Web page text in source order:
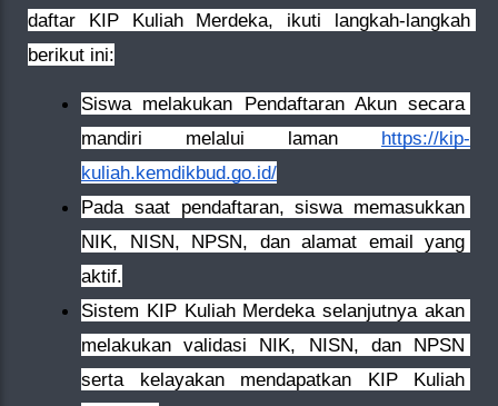
daftar KIP Kuliah Merdeka, ikuti langkah-langkah
berikut ini:
Siswa melakukan Pendaftaran Akun secara
mandiri melalui laman https://kip-
kuliah.kemdikbud.go.id/
Pada saat pendaftaran, siswa memasukkan
NIK, NISN, NPSN, dan alamat email yang
aktif.
Sistem KIP Kuliah Merdeka selanjutnya akan
melakukan validasi NIK, NISN, dan NPSN
serta kelayakan mendapatkan KIP Kuliah